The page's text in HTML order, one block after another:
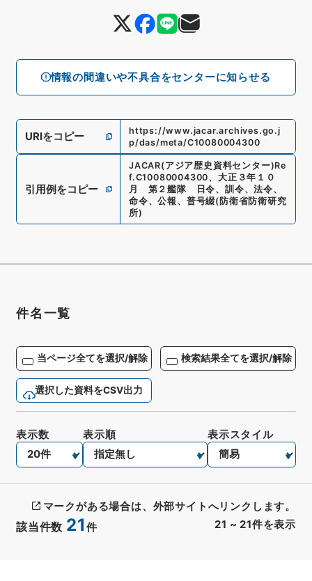
情報の間違いや不具合をセンターに知らせる
URIをコピー
https://www.jacar.archives.go.j
p/das/meta/C10080004300
引用例をコピー
JACAR(アジア歴史資料センター)Re
f.C10080004300、 大正３年１０
月 第２艦隊 日令、訓令、法令、
命令、公報、普号綴( 防衛省防衛研究
所)
件名一覧
当ページ全てを選択/解除 検索結果全てを選択/解除
選択した資料をCSV出力
該当件数 21 件 21 ~ 21件を表示
表示数 表示順 表示スタイル
マークがある場合は、外部サイトへリンクします。